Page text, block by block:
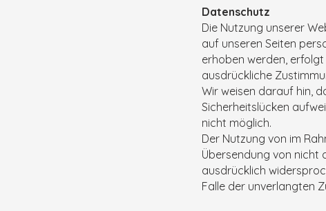
Datenschutz
Die Nutzung unserer
auf unseren Seiten
erhoben werden,
ausdrückliche
Wir weisen darauf hin,
Sicherheitslücken
nicht möglich.
Der Nutzung von im
Übersendung von nicht
ausdrücklich
Falle der unverlangten